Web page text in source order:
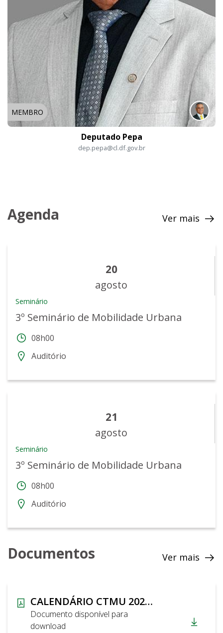
MEMBRO
Deputado Pepa
dep.pepa@cl.df.gov.br
Agenda Ver mais
20
agosto
Seminário
3º Seminário de Mobilidade Urbana
08h00
Auditório
21
agosto
Seminário
3º Seminário de Mobilidade Urbana
08h00
Auditório
Documentos Ver mais
CALENDÁRIO CTMU 2026 DCL
Documento disponível para
download